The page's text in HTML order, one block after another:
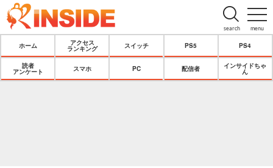
menu
search
ホーム
アクセス
ランキング
スイッチ PS5 PS4
読者
アンケート
スマホ PC 配信者
インサイドちゃ
ん